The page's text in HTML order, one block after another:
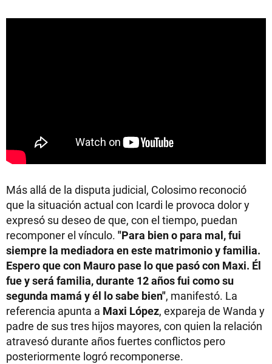
Más allá de la disputa judicial, Colosimo reconoció
que la situación actual con Icardi le provoca dolor y
expresó su deseo de que, con el tiempo, puedan
recomponer el vínculo. "Para bien o para mal, fui
siempre la mediadora en este matrimonio y familia.
Espero que con Mauro pase lo que pasó con Maxi. Él
fue y será familia, durante 12 años fui como su
segunda mamá y él lo sabe bien", manifestó. La
referencia apunta a Maxi López, expareja de Wanda y
padre de sus tres hijos mayores, con quien la relación
atravesó durante años fuertes conflictos pero
posteriormente logró recomponerse.